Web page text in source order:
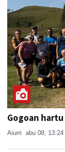
Gogoan
Aiurri abu 08, 13:24